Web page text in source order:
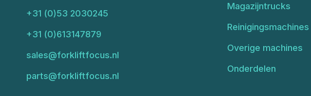
+31 (0)53 2030245
+31 (0)613147879
sales@forkliftfocus.nl
parts@forkliftfocus.nl
Magazijntrucks
Reinigingsmachines
Overige machines
Onderdelen